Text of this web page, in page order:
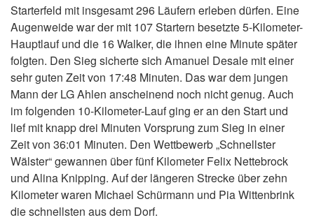
Starterfeld mit insgesamt 296 Läufern erleben dürfen. Eine
Augenweide war der mit 107 Startern besetzte 5-Kilometer-
Hauptlauf und die 16 Walker, die ihnen eine Minute später
folgten. Den Sieg sicherte sich Amanuel Desale mit einer
sehr guten Zeit von 17:48 Minuten. Das war dem jungen
Mann der LG Ahlen anscheinend noch nicht genug. Auch
im folgenden 10-Kilometer-Lauf ging er an den Start und
lief mit knapp drei Minuten Vorsprung zum Sieg in einer
Zeit von 36:01 Minuten. Den Wettbewerb „Schnellster
Wälster“ gewannen über fünf Kilometer Felix Nettebrock
und Alina Knipping. Auf der längeren Strecke über zehn
Kilometer waren Michael Schürmann und Pia Wittenbrink
die schnellsten aus dem Dorf.